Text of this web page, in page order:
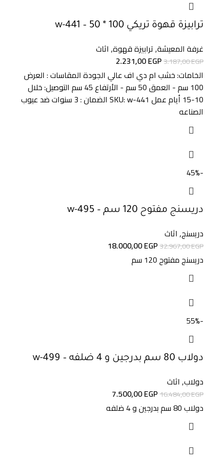
ترابيزة قهوة تريكي 100 * 50 – w-441
غرفة المعيشة,ترابيزة قهوة, اثاث
3.187,00EGP
2.231,00EGP
الخامات: خشب ام دي اف عالي الجودة المقاسات : العرض
100 سم - العمق 50 سم - الأرتفاع 45 سم التوصيل: خلال
10-15 أيام عمل SKU:
w-441
الضمان : 3 سنوات ضد عيوب
الصناعه
-45%
دريسنج مفتوح 120 سم – w-495
دريسنج, اثاث
32.967,00EGP
18.000,00EGP
دريسنج مفتوح 120 سم
-55%
دولاب 80 سم بدرجين و 4 ضلفه – w-499
دولاب, اثاث
16.484,00EGP
7.500,00EGP
دولاب 80 سم بدرجين و 4 ضلفه